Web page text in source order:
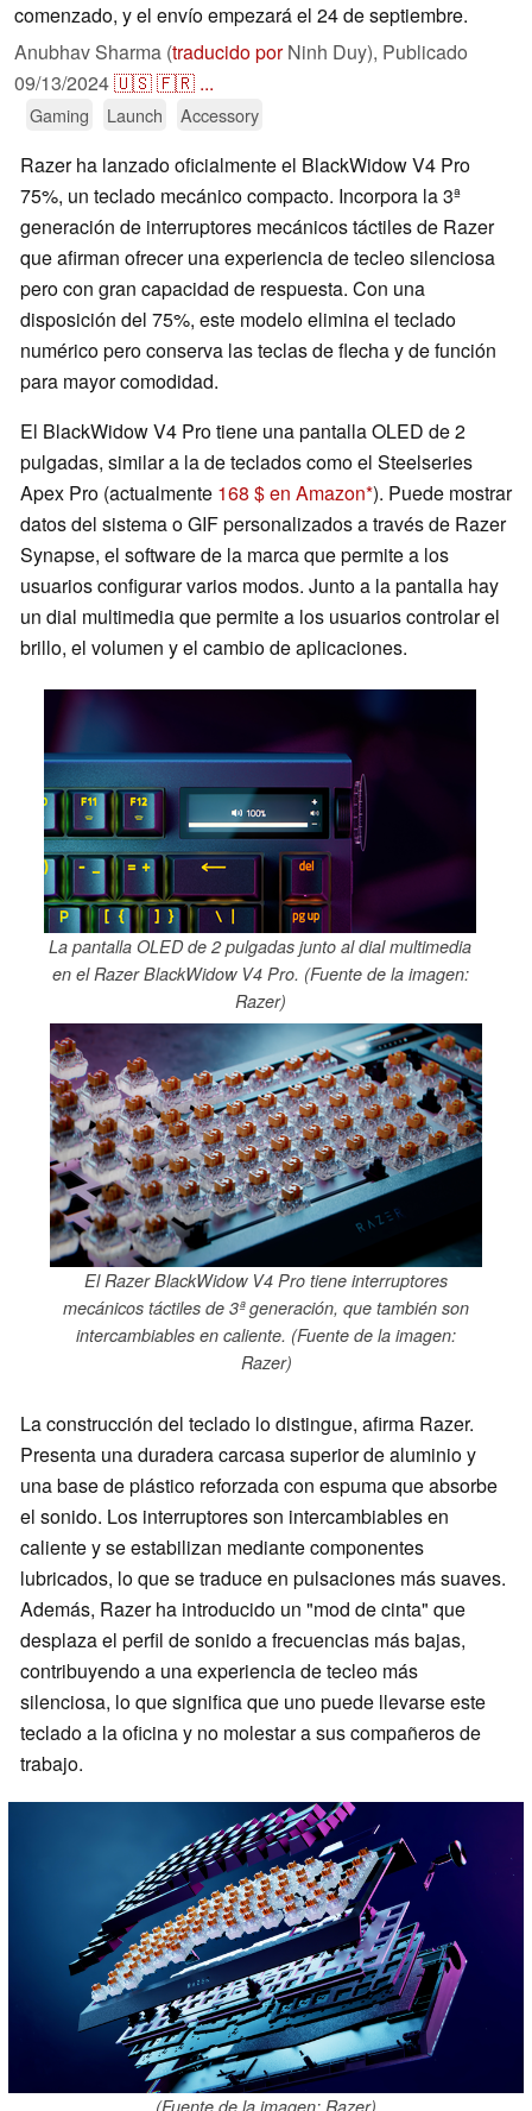
comenzado, y el envío empezará el 24 de septiembre.
Anubhav Sharma (traducido porNinh Duy), Publicado
09/13/2024🇺🇸🇫🇷 ...
Gaming Launch Accessory
Razer ha lanzado oficialmente el BlackWidow V4 Pro
75%, un teclado mecánico compacto. Incorpora la 3ª
generación de interruptores mecánicos táctiles de Razer
que afirman ofrecer una experiencia de tecleo silenciosa
pero con gran capacidad de respuesta. Con una
disposición del 75%, este modelo elimina el teclado
numérico pero conserva las teclas de flecha y de función
para mayor comodidad.
El BlackWidow V4 Pro tiene una pantalla OLED de 2
pulgadas, similar a la de teclados como el Steelseries
Apex Pro (actualmente 168 $ en Amazon ). Puede mostrar
datos del sistema o GIF personalizados a través de Razer
Synapse, el software de la marca que permite a los
usuarios configurar varios modos. Junto a la pantalla hay
un dial multimedia que permite a los usuarios controlar el
brillo, el volumen y el cambio de aplicaciones.
La pantalla OLED de 2 pulgadas junto al dial multimedia
en el Razer BlackWidow V4 Pro. (Fuente de la imagen:
Razer)
El Razer BlackWidow V4 Pro tiene interruptores
mecánicos táctiles de 3ª generación, que también son
intercambiables en caliente. (Fuente de la imagen:
Razer)
La construcción del teclado lo distingue, afirma Razer.
Presenta una duradera carcasa superior de aluminio y
una base de plástico reforzada con espuma que absorbe
el sonido. Los interruptores son intercambiables en
caliente y se estabilizan mediante componentes
lubricados, lo que se traduce en pulsaciones más suaves.
Además, Razer ha introducido un "mod de cinta" que
desplaza el perfil de sonido a frecuencias más bajas,
contribuyendo a una experiencia de tecleo más
silenciosa, lo que significa que uno puede llevarse este
teclado a la oficina y no molestar a sus compañeros de
trabajo.